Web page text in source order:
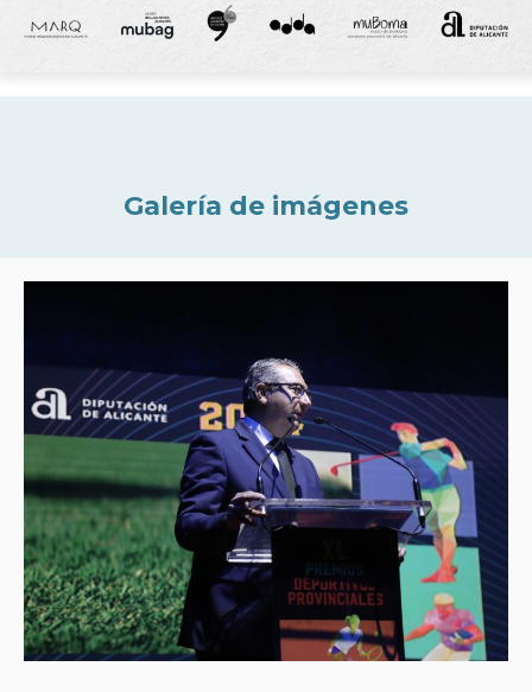
Galería de imágenes